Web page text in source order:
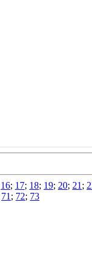
16; 17; 18; 19; 20; 21 ;
71 ; 72; 73